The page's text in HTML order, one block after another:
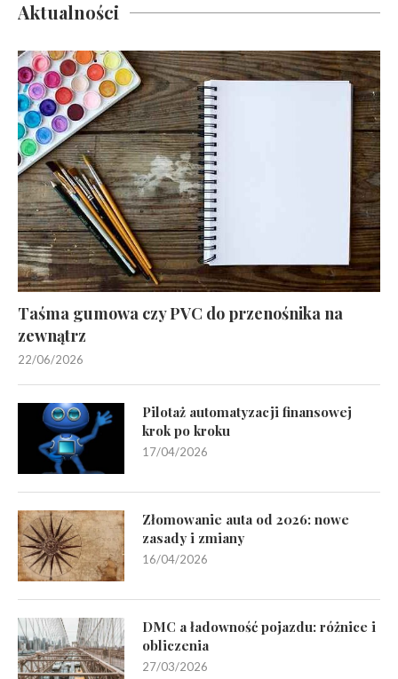
Aktualności
Taśma gumowa czy PVC do przenośnika na
zewnątrz
22/06/2026
Pilotaż automatyzacji finansowej
krok po kroku
17/04/2026
Złomowanie auta od 2026: nowe
zasady i zmiany
16/04/2026
DMC a ładowność pojazdu: różnice i
obliczenia
27/03/2026